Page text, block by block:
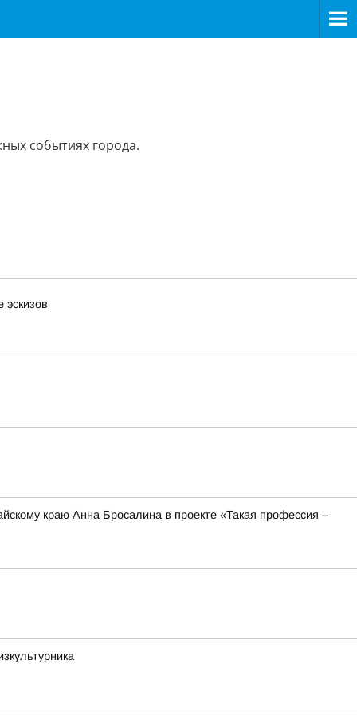
событиях города.
краю Анна Бросалина в проекте «Такая профессия –